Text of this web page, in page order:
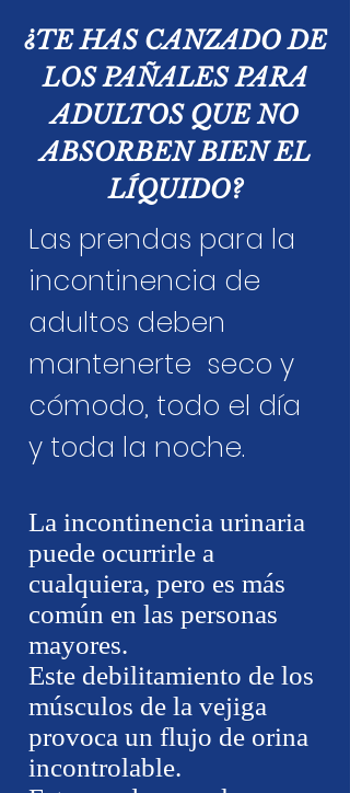
¿TE HAS CANZADO DE
LOS PAÑALES PARA
ADULTOS QUE NO
ABSORBEN BIEN EL
LÍQUIDO?
Las prendas para la
incontinencia de
adultos deben
mantenerte seco y
cómodo, todo el día
y toda la noche.
La incontinencia urinaria
puede ocurrirle a
cualquiera, pero es más
común en las personas
mayores.
Este debilitamiento de los
músculos de la vejiga
provoca un flujo de orina
incontrolable.